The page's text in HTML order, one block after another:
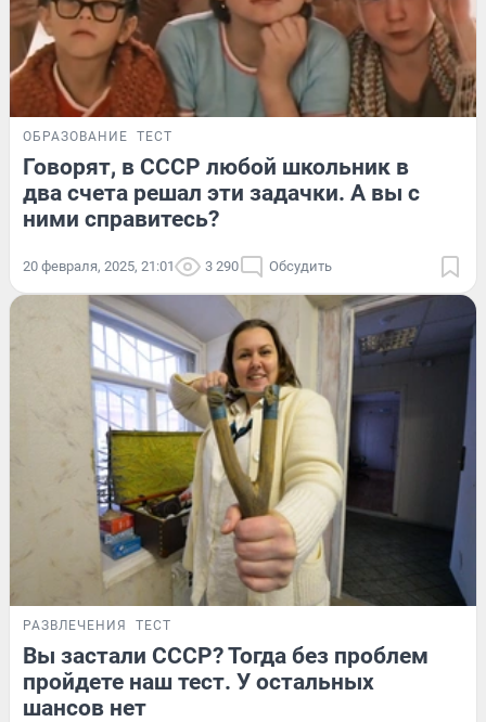
ОБРАЗОВАНИЕ ТЕСТ
Говорят, в СССР любой школьник в
два счета решал эти задачки. А вы с
ними справитесь?
20 февраля, 2025, 21:01 3 290 Обсудить
РАЗВЛЕЧЕНИЯ ТЕСТ
Вы застали СССР? Тогда без проблем
пройдете наш тест. У остальных
шансов нет